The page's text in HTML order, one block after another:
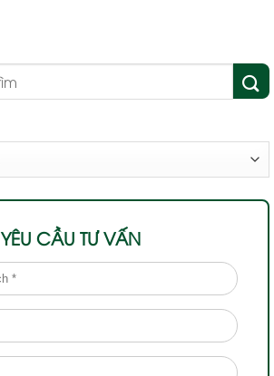
YÊU CẦU TƯ VẤN